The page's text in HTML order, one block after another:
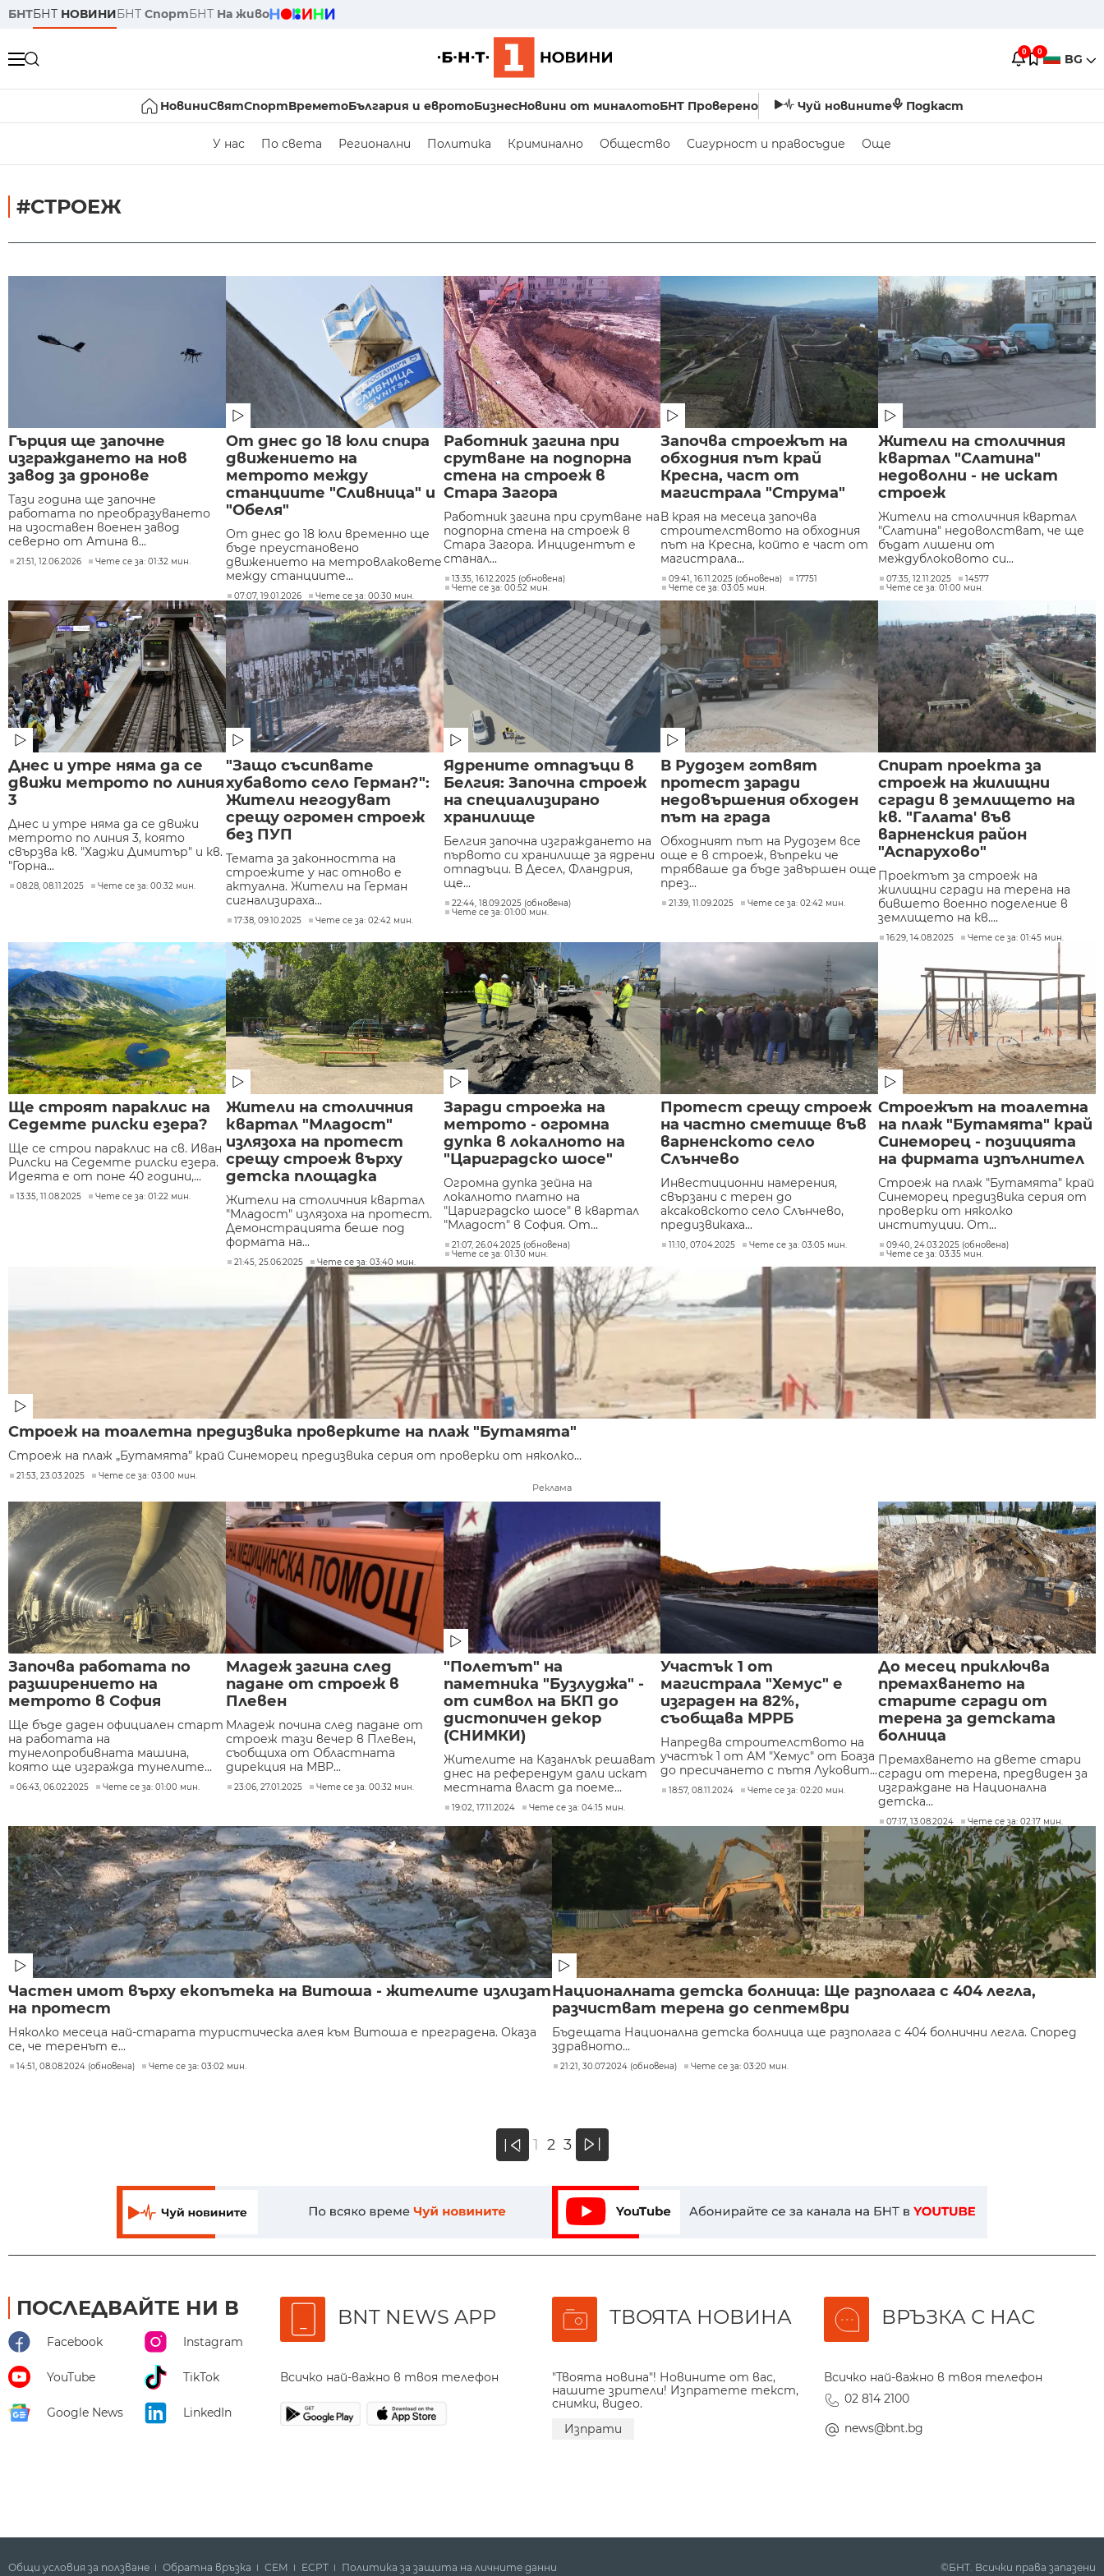
БНТБНТ НОВИНИБНТ СпортБНТ На живо
0 0 BG
НовиниСвятСпортВреметоБългария и евротоБизнесНовини от миналотоБНТ Проверено Чуй новините Подкаст
У нас По света Регионални Политика Криминално Общество Сигурност и правосъдие Още
#СТРОЕЖ
Гърция ще започне
изграждането на нов
завод за дронове
Тази година ще започне
работата по преобразуването
на изоставен военен завод
северно от Атина в...
21:51, 12.06.2026 Чете се за: 01:32 мин.
От днес до 18 юли спира
движението на
метрото между
станциите "Сливница" и
"Обеля"
От днес до 18 юли временно ще
бъде преустановено
движението на метровлаковете
между станциите...
07:07, 19.01.2026 Чете се за: 00:30 мин.
Работник загина при
срутване на подпорна
стена на строеж в
Стара Загора
Работник загина при срутване на
подпорна стена на строеж в
Стара Загора. Инцидентът е
станал...
13:35, 16.12.2025 (обновена)
Чете се за: 00:52 мин.
Започва строежът на
обходния път край
Кресна, част от
магистрала "Струма"
В края на месеца започва
строителството на обходния
път на Кресна, който е част от
магистрала...
09:41, 16.11.2025 (обновена)
17751
Чете се за: 03:05 мин.
Жители на столичния
квартал "Слатина"
недоволни - не искат
строеж
Жители на столичния квартал
"Слатина" недоволстват, че ще
бъдат лишени от
междублоковото си...
07:35, 12.11.2025
14577
Чете се за: 01:00 мин.
Днес и утре няма да се
движи метрото по линия
3
Днес и утре няма да се движи
метрото по линия 3, която
свързва кв. "Хаджи Димитър" и кв.
"Горна...
08:28, 08.11.2025 Чете се за: 00:32 мин.
"Защо съсипвате
хубавото село Герман?":
Жители негодуват
срещу огромен строеж
без ПУП
Темата за законността на
строежите у нас отново е
актуална. Жители на Герман
сигнализираха...
17:38, 09.10.2025 Чете се за: 02:42 мин.
Ядрените отпадъци в
Белгия: Започна строеж
на специализирано
хранилище
Белгия започна изграждането на
първото си хранилище за ядрени
отпадъци. В Десел, Фландрия,
ще...
22:44, 18.09.2025 (обновена)
Чете се за: 01:00 мин.
В Рудозем готвят
протест заради
недовършения обходен
път на града
Обходният път на Рудозем все
още е в строеж, въпреки че
трябваше да бъде завършен още
през...
21:39, 11.09.2025 Чете се за: 02:42 мин.
Спират проекта за
строеж на жилищни
сгради в землището на
кв. "Галата' във
варненския район
"Аспарухово"
Проектът за строеж на
жилищни сгради на терена на
бившето военно поделение в
землището на кв....
16:29, 14.08.2025 Чете се за: 01:45 мин.
Ще строят параклис на
Седемте рилски езера?
Ще се строи параклис на св. Иван
Рилски на Седемте рилски езера.
Идеята е от поне 40 години,...
13:35, 11.08.2025 Чете се за: 01:22 мин.
Жители на столичния
квартал "Младост"
излязоха на протест
срещу строеж върху
детска площадка
Жители на столичния квартал
"Младост" излязоха на протест.
Демонстрацията беше под
формата на...
21:45, 25.06.2025 Чете се за: 03:40 мин.
Заради строежа на
метрото - огромна
дупка в локалното на
"Цариградско шосе"
Огромна дупка зейна на
локалното платно на
"Цариградско шосе" в квартал
"Младост" в София. От...
21:07, 26.04.2025 (обновена)
Чете се за: 01:30 мин.
Протест срещу строеж
на частно сметище във
варненското село
Слънчево
Инвестиционни намерения,
свързани с терен до
аксаковското село Слънчево,
предизвикаха...
11:10, 07.04.2025 Чете се за: 03:05 мин.
Строежът на тоалетна
на плаж "Бутамята" край
Синеморец - позицията
на фирмата изпълнител
Строеж на плаж "Бутамята" край
Синеморец предизвика серия от
проверки от няколко
институции. От...
09:40, 24.03.2025 (обновена)
Чете се за: 03:35 мин.
Строеж на тоалетна предизвика проверките на плаж "Бутамята"
Строеж на плаж „Бутамята” край Синеморец предизвика серия от проверки от няколко...
21:53, 23.03.2025 Чете се за: 03:00 мин.
Реклама
Започва работата по
разширението на
метрото в София
Ще бъде даден официален старт
на работата на
тунелопробивната машина,
която ще изгражда тунелите...
06:43, 06.02.2025 Чете се за: 01:00 мин.
Младеж загина след
падане от строеж в
Плевен
Младеж почина след падане от
строеж тази вечер в Плевен,
съобщиха от Областната
дирекция на МВР...
23:06, 27.01.2025 Чете се за: 00:32 мин.
"Полетът" на
паметника "Бузлуджа" -
от символ на БКП до
дистопичен декор
(СНИМКИ)
Жителите на Казанлък решават
днес на референдум дали искат
местната власт да поеме...
19:02, 17.11.2024 Чете се за: 04:15 мин.
Участък 1 от
магистрала "Хемус" е
изграден на 82%,
съобщава МРРБ
Напредва строителството на
участък 1 от АМ "Хемус" от Боаза
до пресичането с пътя Луковит...
18:57, 08.11.2024 Чете се за: 02:20 мин.
До месец приключва
премахването на
старите сгради от
терена за детската
болница
Премахването на двете стари
сгради от терена, предвиден за
изграждане на Национална
детска...
07:17, 13.08.2024 Чете се за: 02:17 мин.
Частен имот върху екопътека на Витоша - жителите излизат
на протест
Няколко месеца най-старата туристическа алея към Витоша е преградена. Оказа
се, че теренът е...
14:51, 08.08.2024 (обновена) Чете се за: 03:02 мин.
Националната детска болница: Ще разполага с 404 легла,
разчистват терена до септември
Бъдещата Национална детска болница ще разполага с 404 болнични легла. Според
здравното...
21:21, 30.07.2024 (обновена) Чете се за: 03:20 мин.
« 1 2 3 »
ПОСЛЕДВАЙТЕ НИ В
Facebook Instagram
YouTube TikTok
Google News LinkedIn
BNT NEWS APP
Всичко най-важно в твоя телефон
ТВОЯТА НОВИНА
"Твоята новина"! Новините от вас,
нашите зрители! Изпратете текст,
снимки, видео.
Изпрати
ВРЪЗКА С НАС
Всичко най-важно в твоя телефон
02 814 2100
news@bnt.bg
Общи условия за ползване Обратна връзка СЕМ ECPT Политика за защита на личните данни ©БНТ. Всички права запазени